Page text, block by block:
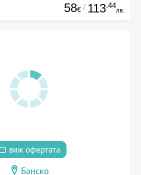
58€ / 113.44
лв.
виж офертата
Банско